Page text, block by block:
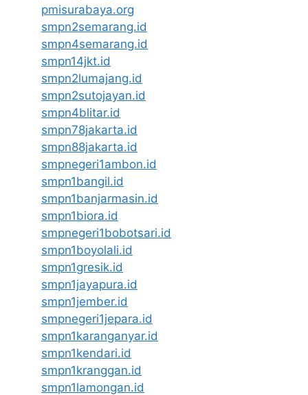
pmisurabaya.org
smpn2semarang.id
smpn4semarang.id
smpn14jkt.id
smpn2lumajang.id
smpn2sutojayan.id
smpn4blitar.id
smpn78jakarta.id
smpn88jakarta.id
smpnegeri1ambon.id
smpn1bangil.id
smpn1banjarmasin.id
smpn1biora.id
smpnegeri1bobotsari.id
smpn1boyolali.id
smpn1gresik.id
smpn1jayapura.id
smpn1jember.id
smpnegeri1jepara.id
smpn1karanganyar.id
smpn1kendari.id
smpn1kranggan.id
smpn1lamongan.id